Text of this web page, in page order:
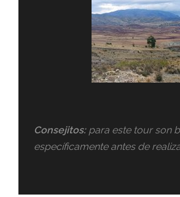
Consejitos:para este tour son
específicamente antes de